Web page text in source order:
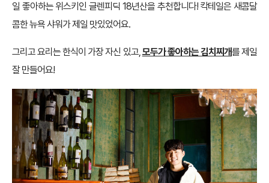
일 좋아하는 위스키인 글렌피딕 18년산을 추천합니다! 칵테일은 새콤달
콤한 뉴욕 샤워가 제일 맛있었어요.
그리고 요리는 한식이 가장 자신 있고,모두가 좋아하는 김치찌개를 제일
잘 만들어요!